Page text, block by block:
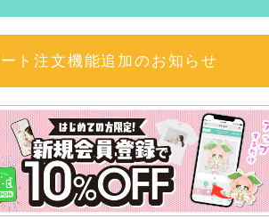
ト注文機能追加のお知らせ